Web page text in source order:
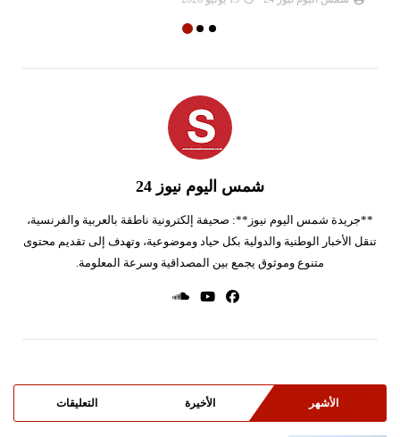
شمس اليوم نيوز 24
**جريدة شمس اليوم نيوز**: صحيفة إلكترونية ناطقة بالعربية والفرنسية،
تنقل الأخبار الوطنية والدولية بكل حياد وموضوعية، وتهدف إلى تقديم محتوى
متنوع وموثوق يجمع بين المصداقية وسرعة المعلومة.
الأشهر الأخيرة التعليقات